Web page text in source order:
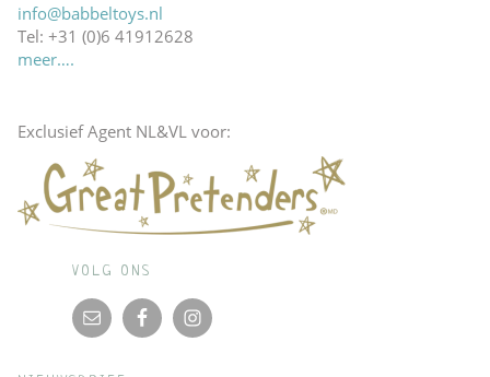
info@babbeltoys.nl
Tel: +31 (0)6 41912628
meer….
Exclusief Agent NL&VL voor:
VOLG ONS